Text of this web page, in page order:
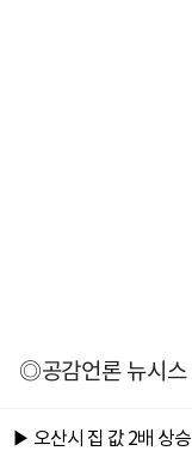
◎공감언론 뉴시스